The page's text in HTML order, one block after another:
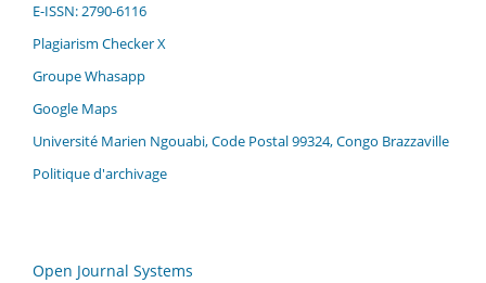
E-ISSN: 2790-6116
Plagiarism Checker X
Groupe Whasapp
Google Maps
Université Marien Ngouabi, Code Postal 99324, Congo Brazzaville
Politique d'archivage
Open Journal Systems